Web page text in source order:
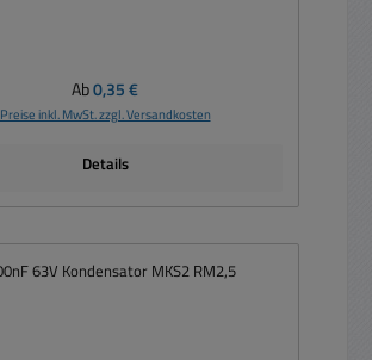
Regulärer Preis:
Ab0,35 €
Preise inkl. MwSt. zzgl. Versandkosten
Details